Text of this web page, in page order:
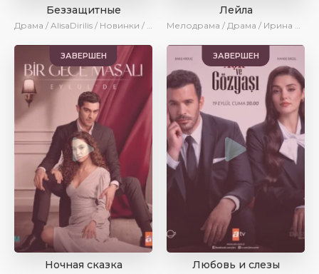
Беззащитные
Драма / AlisaDirilis / Новинки / Сериалы 2024
Лейла
Мелодрама / Драма / Ирина Котова / AveTurk / AlisaDirilis / Сериалы 2024
ЗАВЕРШЕН
Ночная сказка
ЗАВЕРШЕН
Любовь и слезы